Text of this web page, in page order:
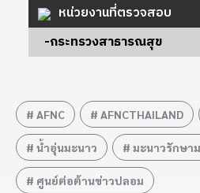
หน่วยงานที่ตรวจสอบ
-กระทรวงสาธารณสุข
AFNC AFNCTHAILAND
น้ำอุ่นมะนาว มะนาวรักษาม
ศูนย์ต่อต้านข่าวปลอม